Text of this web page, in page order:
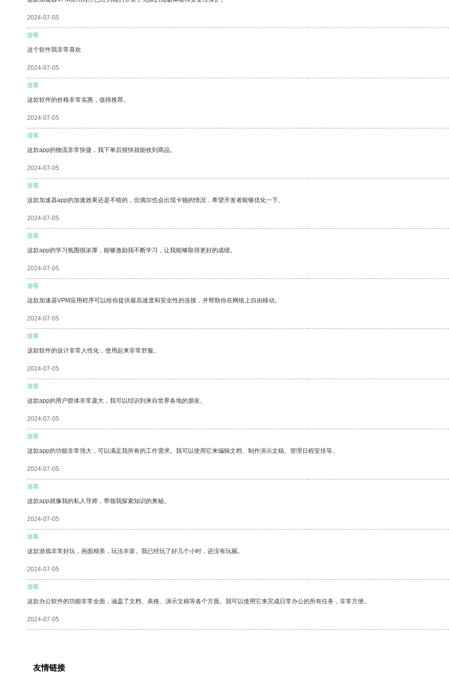
2024-07-05
游客
这个软件我非常喜欢
2024-07-05
游客
这款软件的价格非常实惠，值得推荐。
2024-07-05
游客
这款app的物流非常快捷，我下单后很快就能收到商品。
2024-07-05
游客
这款加速器app的加速效果还是不错的，但偶尔也会出现卡顿的情况，希望开发者能够优化一下。
2024-07-05
游客
这款app的学习氛围很浓厚，能够激励我不断学习，让我能够取得更好的成绩。
2024-07-05
游客
这款加速器VPM应用程序可以给你提供最高速度和安全性的连接，并帮助你在网络上自由移动。
2024-07-05
游客
这款软件的设计非常人性化，使用起来非常舒服。
2024-07-05
游客
这款app的用户群体非常庞大，我可以结识到来自世界各地的朋友。
2024-07-05
游客
这款app的功能非常强大，可以满足我所有的工作需求。我可以使用它来编辑文档、制作演示文稿、管理日程安排等。
2024-07-05
游客
这款app就像我的私人导师，带领我探索知识的奥秘。
2024-07-05
游客
这款游戏非常好玩，画面精美，玩法丰富。我已经玩了好几个小时，还没有玩腻。
2024-07-05
游客
这款办公软件的功能非常全面，涵盖了文档、表格、演示文稿等各个方面。我可以使用它来完成日常办公的所有任务，非常方便。
2024-07-05
友情链接